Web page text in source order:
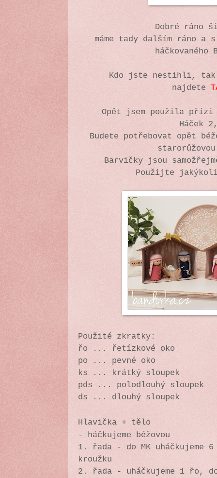
Dobré ráno
máme tady dalším ráno
háčkovaného
Kdo jste nestihli, tak
najdete
Opět jsem použila přízi
Háček
Budete potřebovat opět
Barvičky jsou
Použijte
Použité zkratky:
řo ... řetízkové oko
po ... pevné oko
ks ... krátký sloupek
pds ... polodlouhý sloupek
ds ... dlouhý sloupek
Hlavička + tělo
- háčkujeme béžovou
1. řada - do MK uháčkujeme
kroužku
2. řada - uháčkujeme 1 řo, do